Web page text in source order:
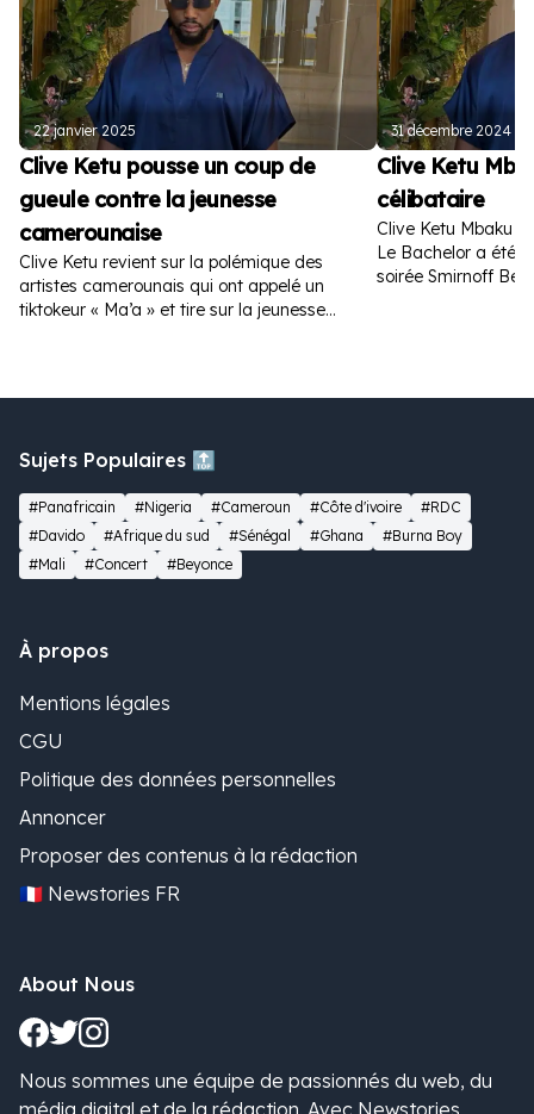
22 janvier 2025
Clive Ketu pousse un coup de
gueule contre la jeunesse
camerounaise
Clive Ketu revient sur la polémique des
artistes camerounais qui ont appelé un
tiktokeur « Ma’a » et tire sur la jeunesse
31 décembre 2024
Clive Ketu
célibataire
Clive Ketu Mbaku
Le Bachelor a été
soirée Smirnoff
Sujets Populaires 🔝
#Panafricain #Nigeria #Cameroun #Côte d'ivoire
#RDC
#Davido
#Afrique du sud #Sénégal #Ghana
#Burna Boy
#Mali
#Concert #Beyonce
À propos
Mentions légales
CGU
Politique des données personnelles
Annoncer
Proposer des contenus à la rédaction
🇫🇷 Newstories FR
About Nous
Nous sommes une équipe de passionnés du web, du
média digital et de la rédaction. Avec Newstories